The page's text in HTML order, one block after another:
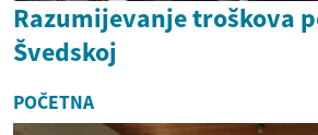
Razumijevanje troškova
Švedskoj
POČETNA